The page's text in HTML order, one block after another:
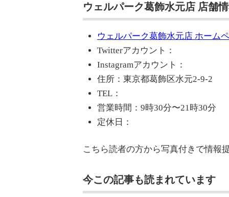
ウェルパーク葛飾水元店 店舗
ウェルパーク葛飾水元店 ホーム
Twitterアカウント：
Instagramアカウント：
住所：東京都葛飾区水元2-9-2
TEL：
営業時間：9時30分〜21時30分
定休日：
こちら読者の方から写真付きで情報
今この記事も読まれています